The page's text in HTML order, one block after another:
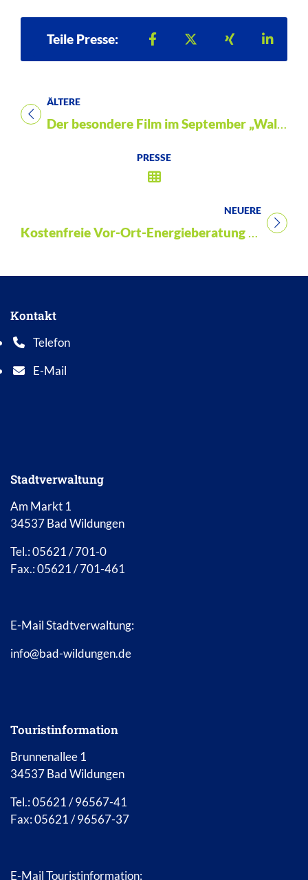
Teile Presse: Teilen auf Facebook
Teilen auf X
Teilen auf
ÄLTERE
Titel für Presse
Der besondere Film im September „Walter Kaufmann – Welch ein Leben“ am 9.9.2025
PRESSE
NEUERE
Titel für Presse
Kostenfreie Vor-Ort-Energieberatung für Hauseigentümer
Kontakt
Telefon
Telefonnummer: 0 5 6 2 1 7 0 1 0
E-Mail
E-Mail Adresse: info@bad-wildungen.de
Stadtverwaltung
Am Markt 1
34537 Bad Wildungen
Tel.: 05621 / 701-0
Fax.: 05621 / 701-461
E-Mail Stadtverwaltung:
info@bad-wildungen.de
Touristinformation
Brunnenallee 1
34537 Bad Wildungen
Tel.: 05621 / 96567-41
Fax: 05621 / 96567-37
E-Mail Touristinformation: